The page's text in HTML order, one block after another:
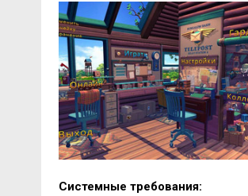
Системные требования: